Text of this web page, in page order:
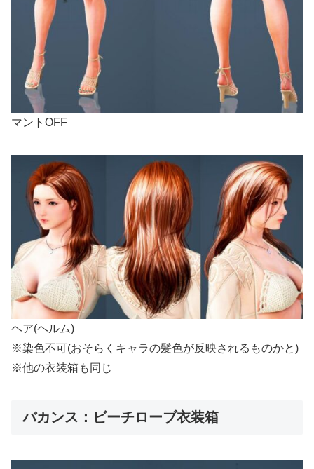
マントOFF
ヘア(ヘルム)
※染色不可(おそらくキャラの髪色が反映されるものかと)
※他の衣装箱も同じ
バカンス：ビーチローブ衣装箱